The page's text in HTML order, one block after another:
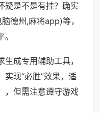
疑是不是有挂？确实
德州,麻将app)等，
成专用辅助工具，
现“必胜”效果，适
，但需注意遵守游戏